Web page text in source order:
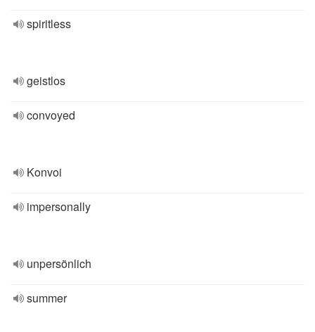
spiritless
geistlos
convoyed
Konvoi
impersonally
unpersönlich
summer